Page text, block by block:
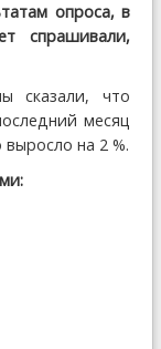
опроса, в
спрашивали,
сказали, что
месяц
выросло на 2 %.